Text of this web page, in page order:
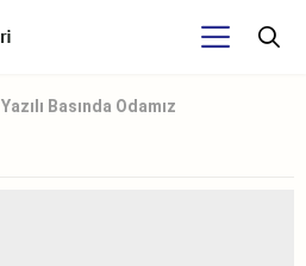
Yazılı Basında Odamız